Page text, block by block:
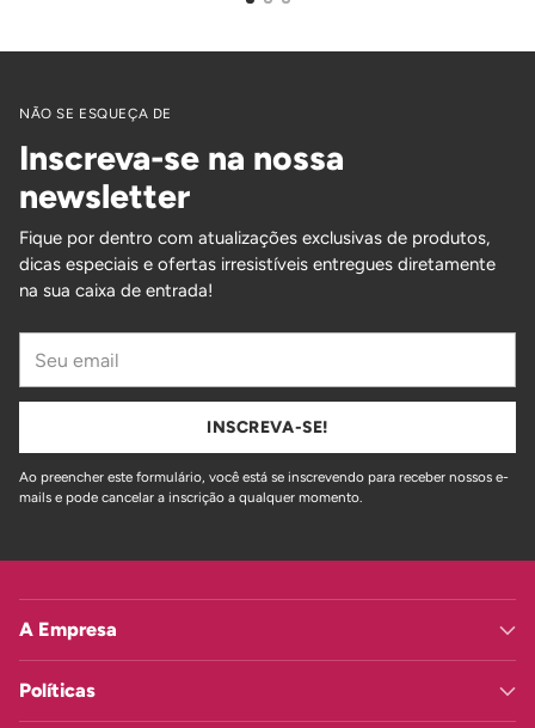
NÃO SE ESQUEÇA DE
Inscreva-se na nossa
newsletter
Fique por dentro com atualizações exclusivas de produtos,
dicas especiais e ofertas irresistíveis entregues diretamente
na sua caixa de entrada!
email
INSCREVA-SE!
Ao preencher este formulário, você está se inscrevendo para receber nossos e-
mails e pode cancelar a inscrição a qualquer momento.
A Empresa
Políticas